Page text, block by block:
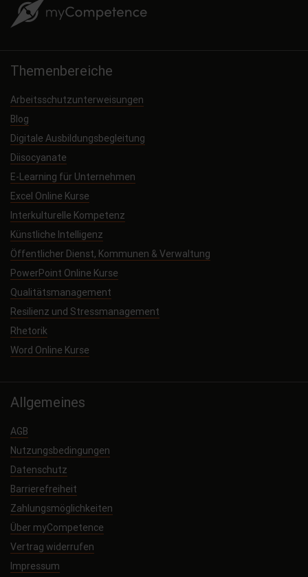
Themenbereiche
Arbeitsschutzunterweisungen
Blog
Digitale Ausbildungsbegleitung
Diisocyanate
E-Learning für Unternehmen
Excel Online Kurse
Interkulturelle Kompetenz
Künstliche Intelligenz
Öffentlicher Dienst, Kommunen & Verwaltung
PowerPoint Online Kurse
Qualitätsmanagement
Resilienz und Stressmanagement
Rhetorik
Word Online Kurse
Allgemeines
AGB
Nutzungsbedingungen
Datenschutz
Barrierefreiheit
Zahlungsmöglichkeiten
Über myCompetence
Vertrag widerrufen
Impressum